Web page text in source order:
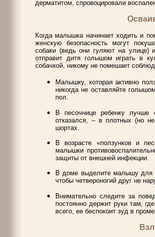
дерматитом, спровоцировали
Когда малышка начинает ходить и
женскую безопасность могут
собаки (ведь они гуляют на улице)
отправит дитя голышом играть в
собачкой, никому не помешает
Малышку, которая активно
никогда не оставляйте
пол.
В песочнице ребенку
отказался, – в плотных (но
шортах.
В возрасте «ползунков и
малышки
защиты от внешней инфекции.
В доме выделите малышу для
чтобы четвероногий друг не
Внимательно следите за
постоянно держит руки там,
всего, ее беспокоит зуд в